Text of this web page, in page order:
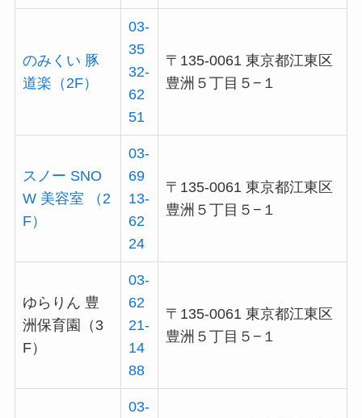
のみくい 豚
道楽（2F）
03-
35
32-
62
51
〒135-0061 東京都江東区
豊洲５丁目５−１
スノー SNO
W 美容室 （2
F）
03-
69
13-
62
24
〒135-0061 東京都江東区
豊洲５丁目５−１
ゆらりん 豊
洲保育園（3
F）
03-
62
21-
14
88
〒135-0061 東京都江東区
豊洲５丁目５−１
03-